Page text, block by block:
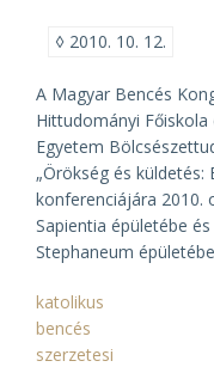
◊ 2010. 10. 12.
A Magyar Bencés
Hittudományi
Egyetem
„Örökség és
konferenciájára 2010.
Sapientia épületébe
Stephaneum
katolikus
bencés
szerzetesi